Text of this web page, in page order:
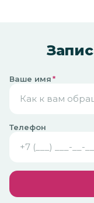
Ваше имя*
Телефон